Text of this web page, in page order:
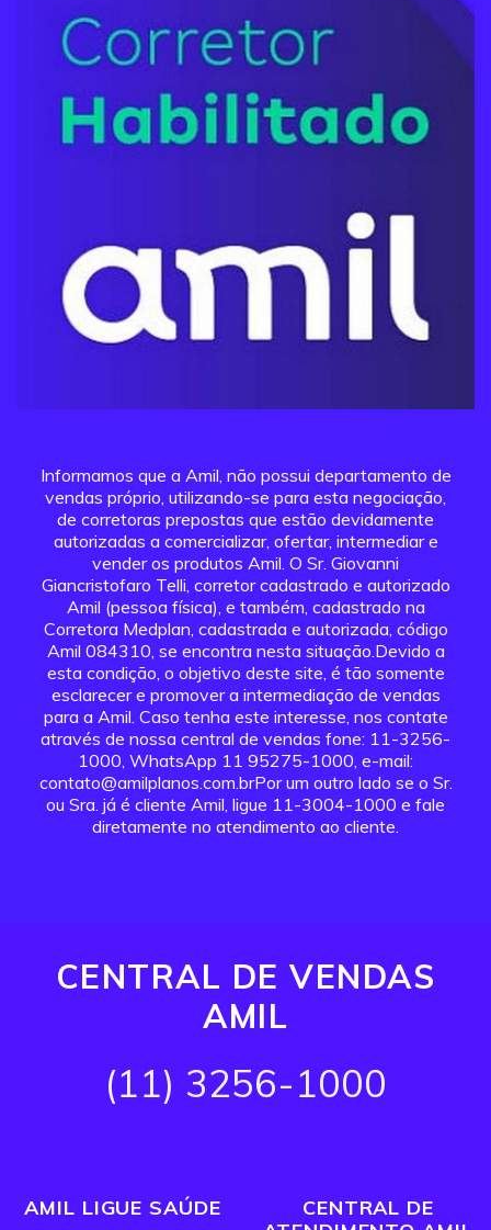
Informamos que a Amil, não possui departamento de
vendas próprio, utilizando-se para esta negociação,
de corretoras prepostas que estão devidamente
autorizadas a comercializar, ofertar, intermediar e
vender os produtos Amil. O Sr. Giovanni
Giancristofaro Telli, corretor cadastrado e autorizado
Amil (pessoa física), e também, cadastrado na
Corretora Medplan, cadastrada e autorizada, código
Amil 084310, se encontra nesta situação.Devido a
esta condição, o objetivo deste site, é tão somente
esclarecer e promover a intermediação de vendas
para a Amil. Caso tenha este interesse, nos contate
através de nossa central de vendas fone: 11-3256-
1000, WhatsApp 11 95275-1000, e-mail:
contato@amilplanos.com.brPor um outro lado se o Sr.
ou Sra. já é cliente Amil, ligue 11-3004-1000 e fale
diretamente no atendimento ao cliente.
CENTRAL DE VENDAS
AMIL
(11) 3256-1000
AMIL LIGUE SAÚDE
CENTRAL DE